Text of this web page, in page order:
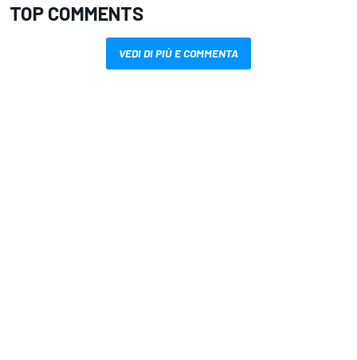
TOP COMMENTS
VEDI DI PIÙ E COMMENTA